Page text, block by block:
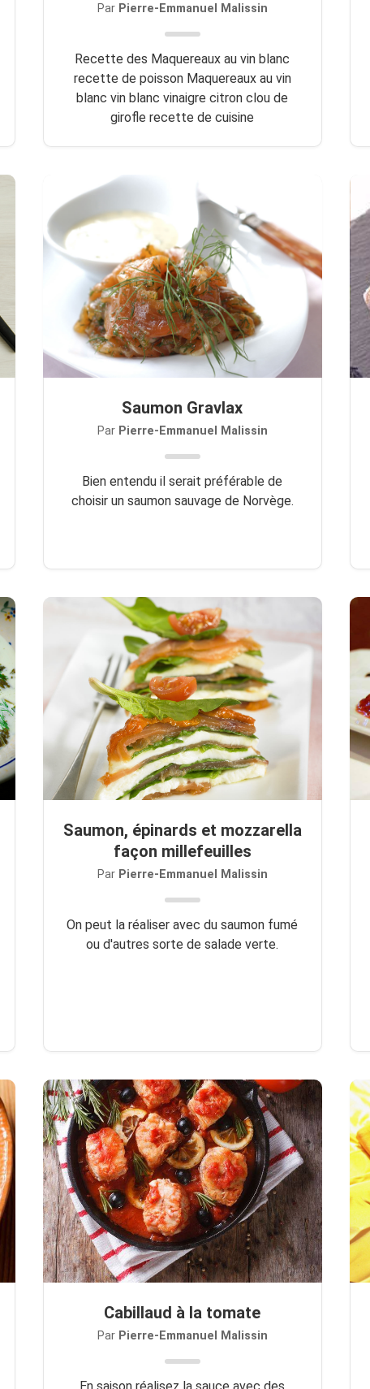
Par Pierre-Emmanuel Malissin
Recette des Maquereaux au vin blanc
recette de poisson Maquereaux au vin
blanc vin blanc vinaigre citron clou de
girofle recette de cuisine
Saumon Gravlax
Par Pierre-Emmanuel Malissin
Bien entendu il serait préférable de
choisir un saumon sauvage de Norvège.
Saumon, épinards et mozzarella
façon millefeuilles
Par Pierre-Emmanuel Malissin
On peut la réaliser avec du saumon fumé
ou d'autres sorte de salade verte.
Cabillaud à la tomate
Par Pierre-Emmanuel Malissin
En saison réalisez la sauce avec des